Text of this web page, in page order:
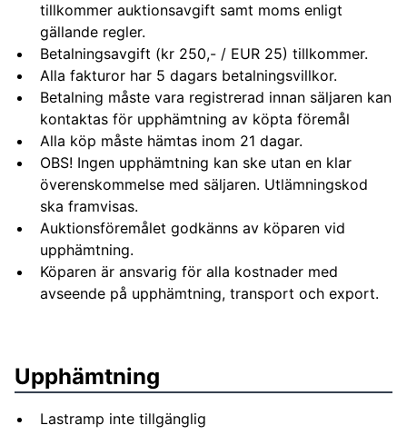
tillkommer auktionsavgift samt moms enligt
gällande regler.
Betalningsavgift (kr 250,- / EUR 25) tillkommer.
Alla fakturor har 5 dagars betalningsvillkor.
Betalning måste vara registrerad innan säljaren kan
kontaktas för upphämtning av köpta föremål
Alla köp måste hämtas inom 21 dagar.
OBS! Ingen upphämtning kan ske utan en klar
överenskommelse med säljaren. Utlämningskod
ska framvisas.
Auktionsföremålet godkänns av köparen vid
upphämtning.
Köparen är ansvarig för alla kostnader med
avseende på upphämtning, transport och export.
Upphämtning
Lastramp inte tillgänglig